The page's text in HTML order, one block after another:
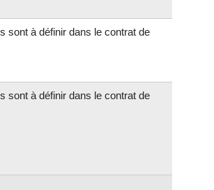
sont à définir dans le contrat de
sont à définir dans le contrat de